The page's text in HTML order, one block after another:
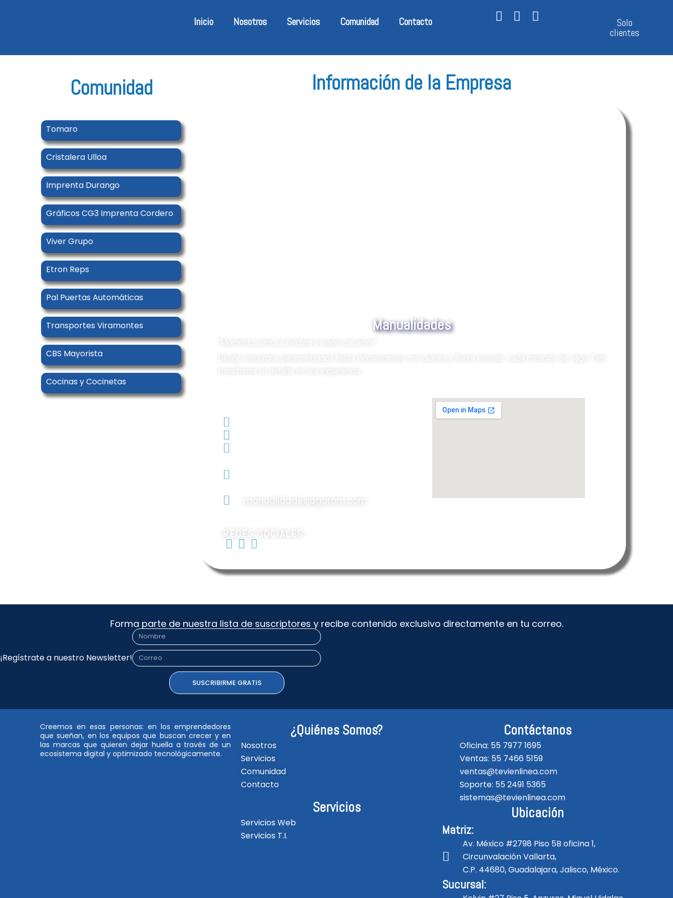
Inicio Nosotros Servicios Comunidad Contacto Solo
clientes
Comunidad
Tomaro
Cristalera Ulloa
Imprenta Durango
Gráficos CG3 Imprenta Cordero
Viver Grupo
Etron Reps
Pal Puertas Automáticas
Transportes Viramontes
CBS Mayorista
Cocinas y Cocinetas
Información de la Empresa
Manualidades
manualidadesjagotam.com
REDES SOCIALES:
Forma parte de nuestra lista de suscriptores y recibe contenido exclusivo directamente en tu correo.
¡Regístrate a nuestro Newsletter!
Nombre
Correo
SUSCRIBIRME GRATIS
Creemos en esas personas: en los emprendedores
que sueñan, en los equipos que buscan crecer y en
las marcas que quieren dejar huella a través de un
ecosistema digital y optimizado tecnológicamente.
¿Quiénes Somos?
Nosotros
Servicios
Comunidad
Contacto
Servicios
Servicios Web
Servicios T.I.
Contáctanos
Oficina: 55 7977 1695
Ventas: 55 7466 5159
ventas@tevienlinea.com
Soporte: 55 2491 5365
sistemas@tevienlinea.com
Ubicación
Matriz:
Av. México #2798 Piso 5B oficina 1,
Circunvalación Vallarta,
C.P. 44680, Guadalajara, Jalisco, México.
Sucursal: